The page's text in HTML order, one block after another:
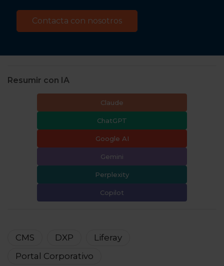
Resumir con IA
Claude
ChatGPT
Google AI
Gemini
Perplexity
Copilot
CMS DXP
Liferay
Portal Corporativo